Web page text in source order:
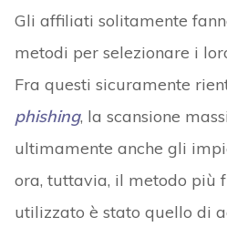
Gli affiliati solitamente
metodi per selezionare i
Fra questi sicuramente
phishing, la scansione
ultimamente anche gli
ora, tuttavia, il metodo più
utilizzato è stato quello di